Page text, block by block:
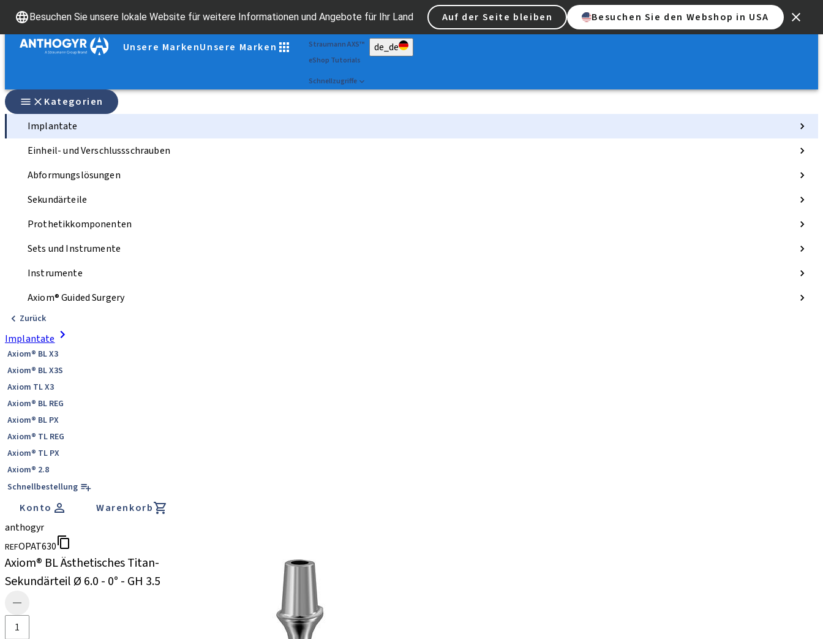
Besuchen Sie unsere lokale Website für weitere Informationen und Angebote für Ihr Land Auf der Seite bleiben Besuchen Sie den Webshop in USA
Unsere MarkenUnsere Marken
Scan&Shape
Straumann AXS™
eShop Tutorials
Schnellzugriffe
de_de
Kategorien
Implantate
Einheil- und Verschlussschrauben
Abformungslösungen
Sekundärteile
Prothetikkomponenten
Sets und Instrumente
Instrumente
Axiom® Guided Surgery
Zurück
Implantate
Axiom® BL X3
Axiom® BL X3S
Axiom TL X3
Axiom® BL REG
Axiom® BL PX
Axiom® TL REG
Axiom® TL PX
Axiom® 2.8
Schnellbestellung
Konto
Warenkorb
anthogyr
REFOPAT630
Axiom® BL Ästhetisches Titan-
Sekundärteil Ø 6.0 - 0° - GH 3.5